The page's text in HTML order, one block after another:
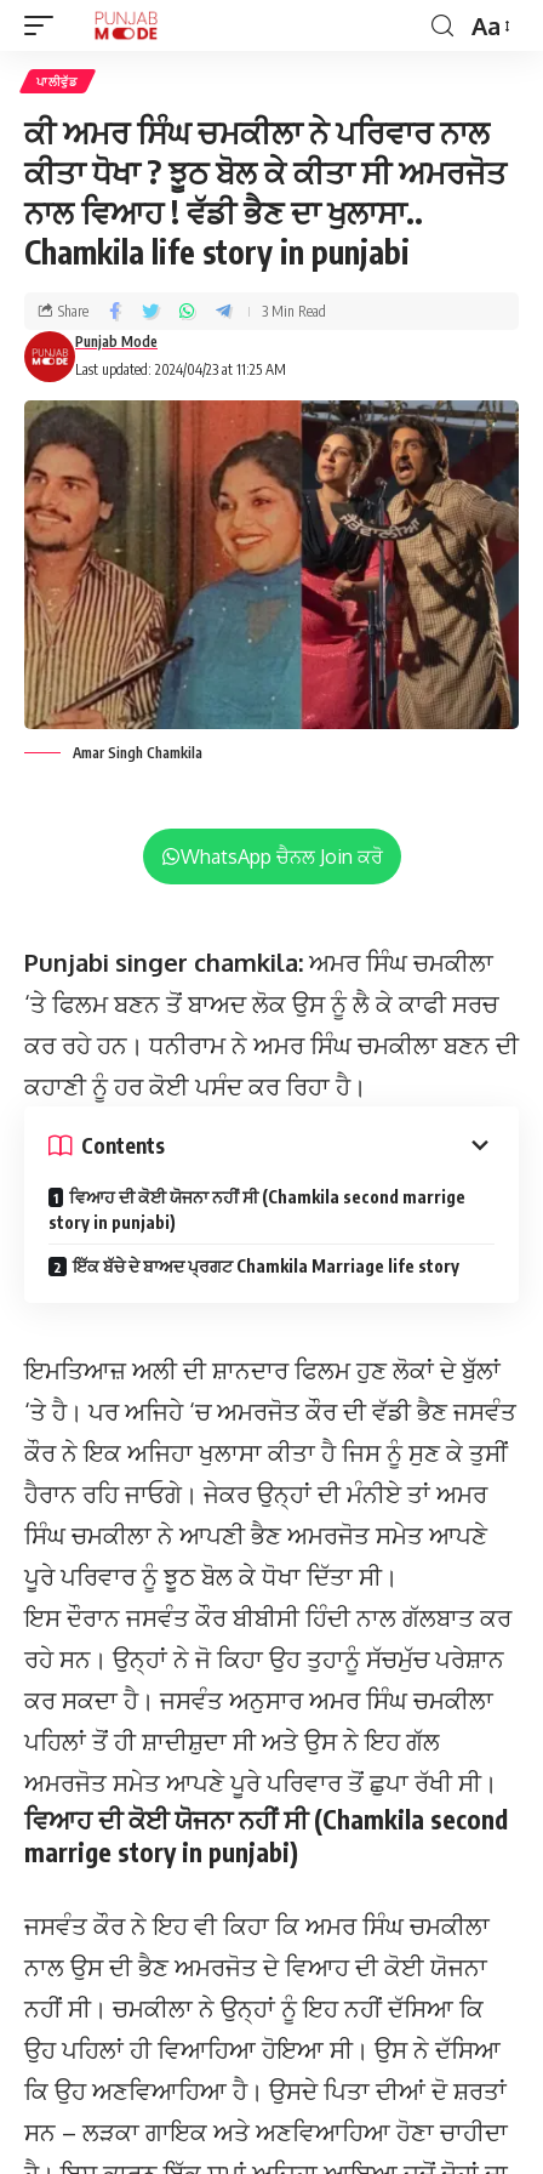
Aa
ਪਾਲੀਵੁੱਡ
ਕੀ ਅਮਰ ਸਿੰਘ ਚਮਕੀਲਾ ਨੇ ਪਰਿਵਾਰ ਨਾਲ
ਕੀਤਾ ਧੋਖਾ ? ਝੂਠ ਬੋਲ ਕੇ ਕੀਤਾ ਸੀ ਅਮਰਜੋਤ
ਨਾਲ ਵਿਆਹ ! ਵੱਡੀ ਭੈਣ ਦਾ ਖੁਲਾਸਾ..
Chamkila life story in punjabi
Last updated: 2024/04/23 at 11:25 AM
Punjab Mode
Share 3 Min Read
Amar Singh Chamkila
WhatsApp ਚੈਨਲ Join ਕਰੋ
Punjabi singer chamkila:ਅਮਰ ਸਿੰਘ ਚਮਕੀਲਾ
‘ਤੇ ਫਿਲਮ ਬਣਨ ਤੋਂ ਬਾਅਦ ਲੋਕ ਉਸ ਨੂੰ ਲੈ ਕੇ ਕਾਫੀ ਸਰਚ
ਕਰ ਰਹੇ ਹਨ। ਧਨੀਰਾਮ ਨੇ ਅਮਰ ਸਿੰਘ ਚਮਕੀਲਾ ਬਣਨ ਦੀ
ਕਹਾਣੀ ਨੂੰ ਹਰ ਕੋਈ ਪਸੰਦ ਕਰ ਰਿਹਾ ਹੈ।
Contents
ਵਿਆਹ ਦੀ ਕੋਈ ਯੋਜਨਾ ਨਹੀਂ ਸੀ (Chamkila second marrige
story in punjabi)
ਇੱਕ ਬੱਚੇ ਦੇ ਬਾਅਦ ਪ੍ਰਗਟ Chamkila Marriage life story
ਇਮਤਿਆਜ਼ ਅਲੀ ਦੀ ਸ਼ਾਨਦਾਰ ਫਿਲਮ ਹੁਣ ਲੋਕਾਂ ਦੇ ਬੁੱਲਾਂ
‘ਤੇ ਹੈ। ਪਰ ਅਜਿਹੇ ‘ਚ ਅਮਰਜੋਤ ਕੌਰ ਦੀ ਵੱਡੀ ਭੈਣ ਜਸਵੰਤ
ਕੌਰ ਨੇ ਇਕ ਅਜਿਹਾ ਖੁਲਾਸਾ ਕੀਤਾ ਹੈ ਜਿਸ ਨੂੰ ਸੁਣ ਕੇ ਤੁਸੀਂ
ਹੈਰਾਨ ਰਹਿ ਜਾਓਗੇ। ਜੇਕਰ ਉਨ੍ਹਾਂ ਦੀ ਮੰਨੀਏ ਤਾਂ ਅਮਰ
ਸਿੰਘ ਚਮਕੀਲਾ ਨੇ ਆਪਣੀ ਭੈਣ ਅਮਰਜੋਤ ਸਮੇਤ ਆਪਣੇ
ਪੂਰੇ ਪਰਿਵਾਰ ਨੂੰ ਝੂਠ ਬੋਲ ਕੇ ਧੋਖਾ ਦਿੱਤਾ ਸੀ।
ਇਸ ਦੌਰਾਨ ਜਸਵੰਤ ਕੌਰ ਬੀਬੀਸੀ ਹਿੰਦੀ ਨਾਲ ਗੱਲਬਾਤ ਕਰ
ਰਹੇ ਸਨ। ਉਨ੍ਹਾਂ ਨੇ ਜੋ ਕਿਹਾ ਉਹ ਤੁਹਾਨੂੰ ਸੱਚਮੁੱਚ ਪਰੇਸ਼ਾਨ
ਕਰ ਸਕਦਾ ਹੈ। ਜਸਵੰਤ ਅਨੁਸਾਰ ਅਮਰ ਸਿੰਘ ਚਮਕੀਲਾ
ਪਹਿਲਾਂ ਤੋਂ ਹੀ ਸ਼ਾਦੀਸ਼ੁਦਾ ਸੀ ਅਤੇ ਉਸ ਨੇ ਇਹ ਗੱਲ
ਅਮਰਜੋਤ ਸਮੇਤ ਆਪਣੇ ਪੂਰੇ ਪਰਿਵਾਰ ਤੋਂ ਛੁਪਾ ਰੱਖੀ ਸੀ।
ਵਿਆਹ ਦੀ ਕੋਈ ਯੋਜਨਾ ਨਹੀਂ ਸੀ (Chamkila second
marrige story in punjabi)
ਜਸਵੰਤ ਕੌਰ ਨੇ ਇਹ ਵੀ ਕਿਹਾ ਕਿ ਅਮਰ ਸਿੰਘ ਚਮਕੀਲਾ
ਨਾਲ ਉਸ ਦੀ ਭੈਣ ਅਮਰਜੋਤ ਦੇ ਵਿਆਹ ਦੀ ਕੋਈ ਯੋਜਨਾ
ਨਹੀਂ ਸੀ। ਚਮਕੀਲਾ ਨੇ ਉਨ੍ਹਾਂ ਨੂੰ ਇਹ ਨਹੀਂ ਦੱਸਿਆ ਕਿ
ਉਹ ਪਹਿਲਾਂ ਹੀ ਵਿਆਹਿਆ ਹੋਇਆ ਸੀ। ਉਸ ਨੇ ਦੱਸਿਆ
ਕਿ ਉਹ ਅਣਵਿਆਹਿਆ ਹੈ। ਉਸਦੇ ਪਿਤਾ ਦੀਆਂ ਦੋ ਸ਼ਰਤਾਂ
ਸਨ – ਲੜਕਾ ਗਾਇਕ ਅਤੇ ਅਣਵਿਆਹਿਆ ਹੋਣਾ ਚਾਹੀਦਾ